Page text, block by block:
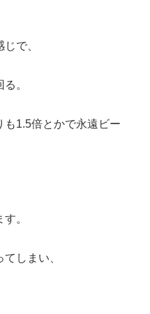
で、
。
も1.5倍とかで永遠ビー
。
しまい、